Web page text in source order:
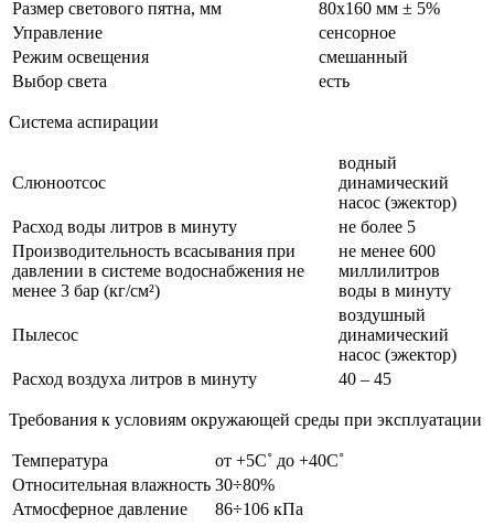
Размер светового пятна, мм
80x160 мм ± 5%
Управление
сенсорное
Режим освещения
смешанный
Выбор света
есть
Система аспирации
Слюноотсос
водный
динамический
насос (эжектор)
Расход воды литров в минуту
не более 5
Производительность всасывания при
давлении в системе водоснабжения не
менее 3 бар (кг/см²)
не менее 600
миллилитров
воды в минуту
Пылесос
воздушный
динамический
насос (эжектор)
Расход воздуха литров в минуту
40 – 45
Требования к условиям окружающей среды при эксплуатации
Температура
от +5С˚ до +40С˚
Относительная влажность 30÷80%
Атмосферное давление
86÷106 кПа